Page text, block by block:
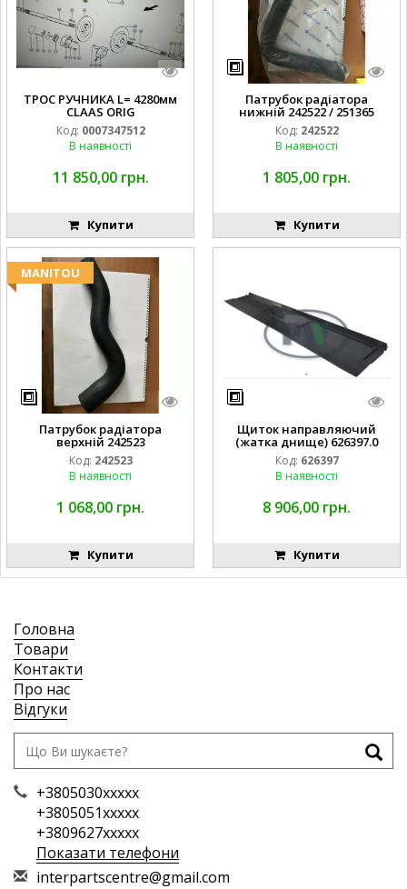
ТРОС РУЧНИКА L= 4280мм
CLAAS ORIG
Код: 0007347512
В наявності
11 850,00 грн.
Купити
Патрубок радіатора
нижній 242522 / 251365
Код: 242522
В наявності
1 805,00 грн.
Купити
MANITOU
Патрубок радіатора
верхній 242523
Код: 242523
В наявності
1 068,00 грн.
Купити
Щиток направляючий
(жатка днище) 626397.0
Код: 626397
В наявності
8 906,00 грн.
Купити
Головна
Товари
Контакти
Про нас
Відгуки
+3805030xxxxx
+3805051xxxxx
+3809627xxxxx
Показати телефони
interpartscentre@gmail.com